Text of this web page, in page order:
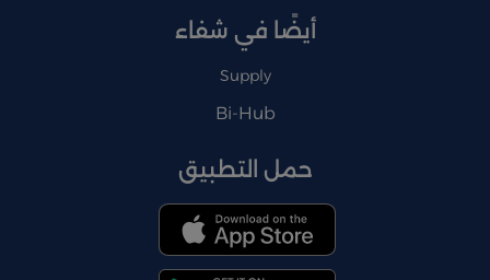
أيضًا في شفاء
Supply
Bi-Hub
حمل التطبيق